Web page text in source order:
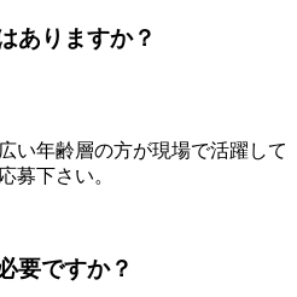
ありますか？
い年齢層の方が現場で活躍して
募下さい。
要ですか？